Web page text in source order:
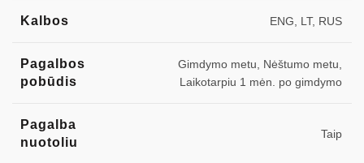
Kalbos ENG, LT, RUS
Pagalbos
pobūdis
Gimdymo metu, Nėštumo metu,
Laikotarpiu 1 mėn. po gimdymo
Pagalba
nuotoliu
Taip